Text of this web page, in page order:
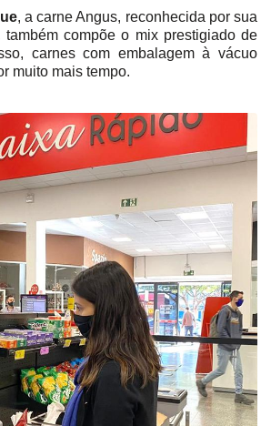
, a carne Angus, reconhecida por sua
também compõe o mix prestigiado de
carnes com embalagem à vácuo
muito mais tempo.